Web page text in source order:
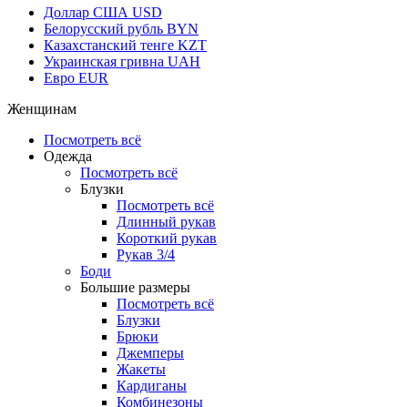
Доллар США USD
Белорусский рубль BYN
Казахстанский тенге KZT
Украинская гривна UAH
Евро EUR
Женщинам
Посмотреть всё
Одежда
Посмотреть всё
Блузки
Посмотреть всё
Длинный рукав
Короткий рукав
Рукав 3/4
Боди
Большие размеры
Посмотреть всё
Блузки
Брюки
Джемперы
Жакеты
Кардиганы
Комбинезоны